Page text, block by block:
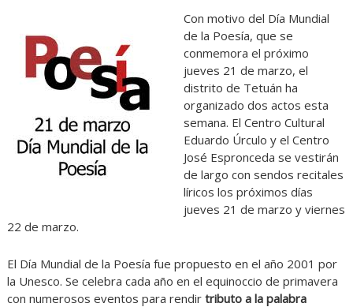
Con motivo del Día Mundial
de la Poesía, que se
conmemora el próximo
jueves 21 de marzo, el
distrito de Tetuán ha
organizado dos actos esta
semana. El Centro Cultural
Eduardo Úrculo y el Centro
José Espronceda se vestirán
de largo con sendos recitales
líricos los próximos días
jueves 21 de marzo y viernes
22 de marzo.
El Día Mundial de la Poesía fue propuesto en el año 2001 por
la Unesco. Se celebra cada año en el equinoccio de primavera
con numerosos eventos para rendir tributo a la palabra